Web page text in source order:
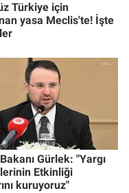
Türkiye için
yasa Meclis'te! İşte
Gürlek: "Yargı
Etkinliği
kuruyoruz"